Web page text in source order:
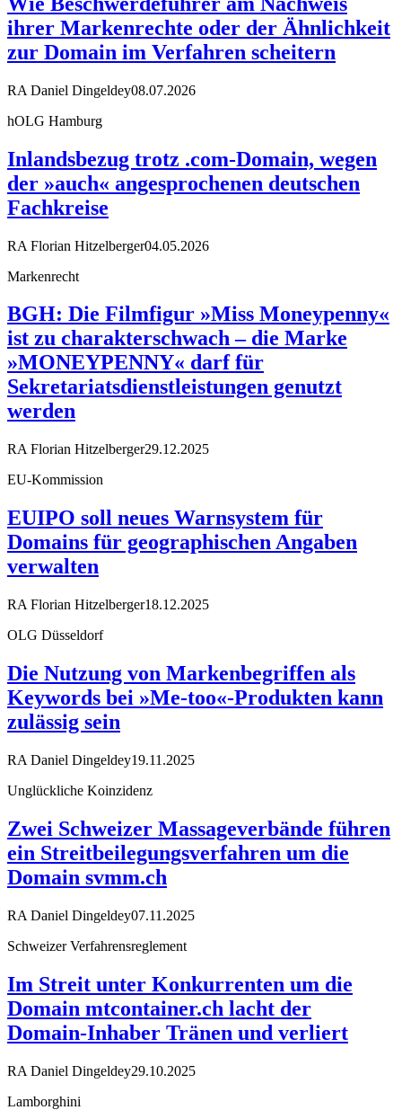
ihrer Markenrechte oder der Ähnlichkeit
zur Domain im Verfahren scheitern
RA Daniel Dingeldey08.07.2026
hOLG Hamburg
Inlandsbezug trotz .com-Domain, wegen
der »auch« angesprochenen deutschen
Fachkreise
RA Florian Hitzelberger04.05.2026
Markenrecht
BGH: Die Filmfigur »Miss Moneypenny«
ist zu charakterschwach – die Marke
»MONEYPENNY« darf für
Sekretariatsdienstleistungen genutzt
werden
RA Florian Hitzelberger29.12.2025
EU-Kommission
EUIPO soll neues Warnsystem für
Domains für geographischen Angaben
verwalten
RA Florian Hitzelberger18.12.2025
OLG Düsseldorf
Die Nutzung von Markenbegriffen als
Keywords bei »Me-too«-Produkten kann
zulässig sein
RA Daniel Dingeldey19.11.2025
Unglückliche Koinzidenz
Zwei Schweizer Massageverbände führen
ein Streitbeilegungsverfahren um die
Domain svmm.ch
RA Daniel Dingeldey07.11.2025
Schweizer Verfahrensreglement
Im Streit unter Konkurrenten um die
Domain mtcontainer.ch lacht der
Domain-Inhaber Tränen und verliert
RA Daniel Dingeldey29.10.2025
Lamborghini